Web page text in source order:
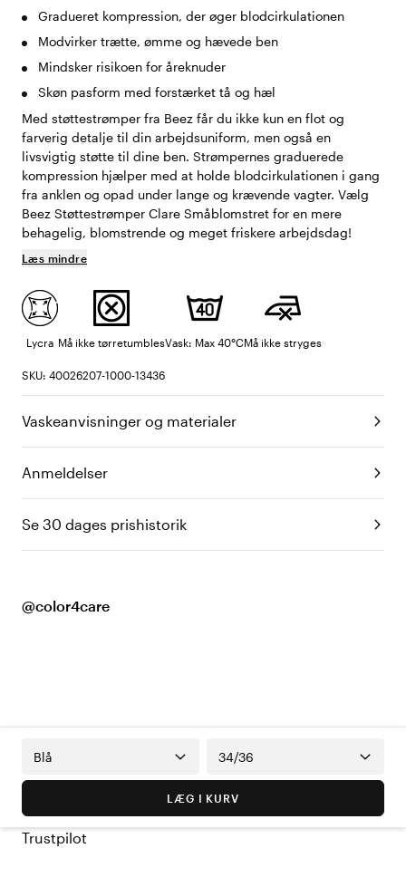
Gradueret kompression, der øger blodcirkulationen
Modvirker trætte, ømme og hævede ben
Mindsker risikoen for åreknuder
Skøn pasform med forstærket tå og hæl
Med støttestrømper fra Beez får du ikke kun en flot og
farverig detalje til din arbejdsuniform, men også en
livsvigtig støtte til dine ben. Strømpernes graduerede
kompression hjælper med at holde blodcirkulationen i gang
fra anklen og opad under lange og krævende vagter. Vælg
Beez Støttestrømper Clare Småblomstret for en mere
behagelig, blomstrende og meget friskere arbejdsdag!
Læs mindre
Lycra Må ikke tørretumblesVask: Max 40°CMå ikke stryges
SKU: 40026207-1000-13436
Vaskeanvisninger og materialer
Anmeldelser
Se 30 dages prishistorik
@color4care
Blå 34/36
LÆG I KURV
Trustpilot